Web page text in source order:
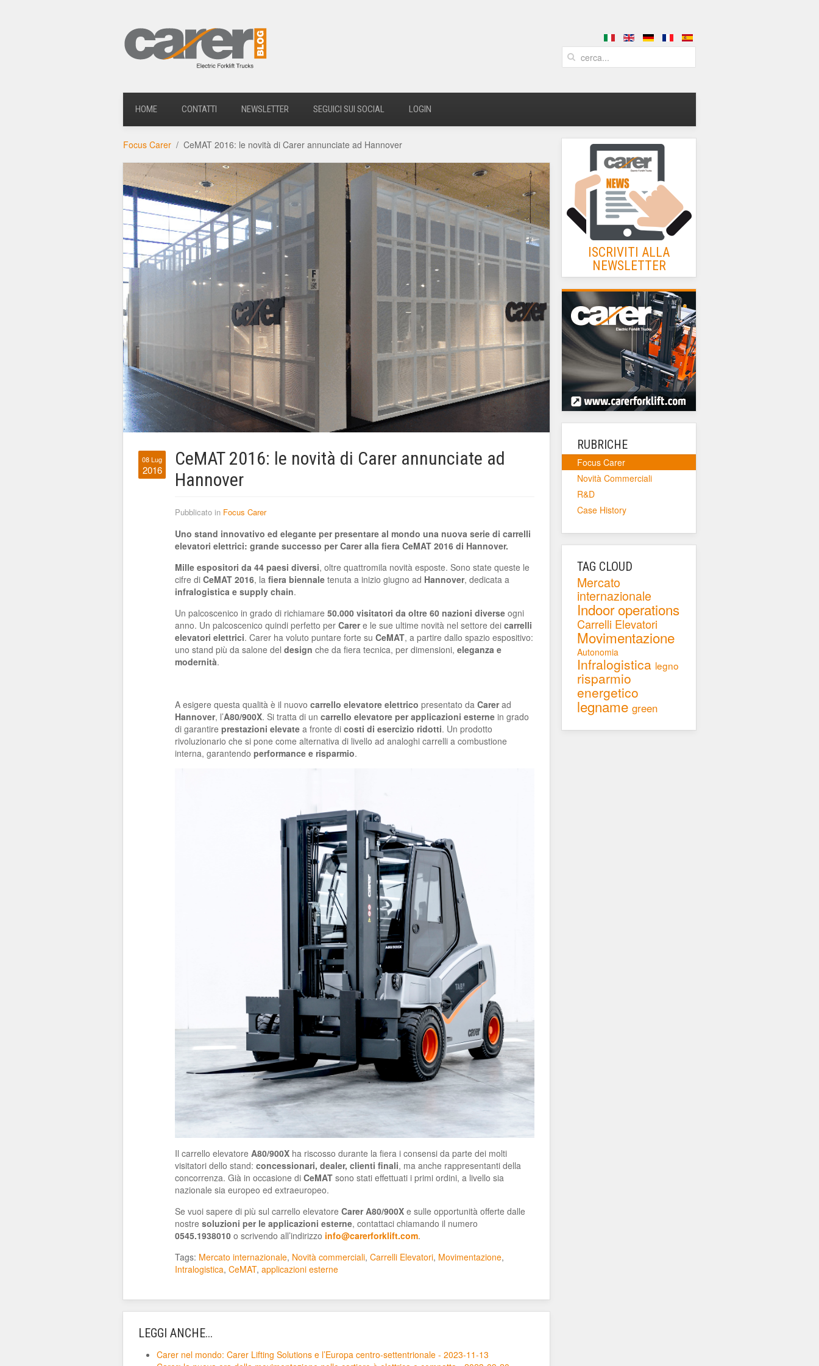
HOME CONTATTI NEWSLETTER SEGUICI SUI SOCIAL LOGIN
Focus Carer CeMAT 2016: le novità di Carer annunciate ad Hannover
08 Lug
2016
CeMAT 2016: le novità di Carer annunciate ad
Hannover
Pubblicato in Focus Carer
Uno stand innovativo ed elegante per presentare al mondo una nuova serie di carrelli
elevatori elettrici: grande successo per Carer alla fiera CeMAT 2016 di Hannover.
Mille espositori da 44 paesi diversi, oltre quattromila novità esposte. Sono state queste le
cifre di CeMAT 2016, la fiera biennale tenuta a inizio giugno ad Hannover, dedicata a
infralogistica e supply chain.
Un palcoscenico in grado di richiamare 50.000 visitatori da oltre 60 nazioni diverse ogni
anno. Un palcoscenico quindi perfetto per Carere le sue ultime novità nel settore dei carrelli
elevatori elettrici. Carer ha voluto puntare forte su CeMAT, a partire dallo spazio espositivo:
uno stand più da salone del design che da fiera tecnica, per dimensioni, eleganza e
modernità.
A esigere questa qualità è il nuovo carrello elevatore elettrico presentato da Carerad
Hannover, l’A80/900X. Si tratta di un carrello elevatore per applicazioni esterne in grado
di garantire prestazioni elevate a fronte di costi di esercizio ridotti. Un prodotto
rivoluzionario che si pone come alternativa di livello ad analoghi carrelli a combustione
interna, garantendo performance e risparmio.
Il carrello elevatore A80/900X ha riscosso durante la fiera i consensi da parte dei molti
visitatori dello stand: concessionari, dealer, clienti finali, ma anche rappresentanti della
concorrenza. Già in occasione di CeMAT sono stati effettuati i primi ordini, a livello sia
nazionale sia europeo ed extraeuropeo.
Se vuoi sapere di più sul carrello elevatore Carer A80/900X e sulle opportunità offerte dalle
nostre soluzioni per le applicazioni esterne, contattaci chiamando il numero
0545.1938010 o scrivendo all’indirizzo info@carerforklift.com.
Tags: Mercato internazionale, Novità commerciali, Carrelli Elevatori, Movimentazione,
Intralogistica, CeMAT, applicazioni esterne
LEGGI ANCHE...
Carer nel mondo: Carer Lifting Solutions e l’Europa centro-settentrionale - 2023-11-13
ISCRIVITI ALLA
NEWSLETTER
RUBRICHE
Focus Carer
Novità Commerciali
R&D
Case History
TAG CLOUD
Mercato
internazionale
Indoor operations
Carrelli Elevatori
Movimentazione
Autonomia
Infralogistica legno
risparmio
energetico
legname green